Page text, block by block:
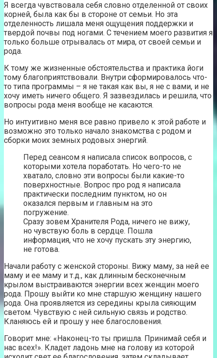
Я всегда чувствовала себя словно отделенной от своих
корней, была как бы в стороне от семьи. Но эта
отделенность лишала меня ощущения поддержки и
твердой почвы под ногами. С течением моего развития я
только больше отрывалась от мира, от своей семьи и
рода.
К тому же жизненные обстоятельства и практика йоги
тому благоприятствовали. Внутри сформировалось что-
то типа программы – я не такая как вы, я не с вами, и не
хочу иметь ничего общего. Я зазвездилась и решила, что
вопросы рода меня вообще не касаются.
Но интуитивно меня все равно привело к этой работе и
возможно это только начало знакомства с родом и
сборки моих земных родовых энергий.
Перед сеансом я написала список вопросов, с
которыми хотела поработать. Но чего-то не
хватало, словно эти вопросы были какие-то
поверхностные. Вопрос про род я написала
практически последним пунктом, но он
оказался первым и главным на это
погружение.
Сразу зовем Хранителя Рода, ничего не вижу,
но чувствую боль в сердце. Пошла
информация, что не хочу пускать эту энергию,
не готова.
Начали работу с женской стороны. Вижу маму, за ней ее
маму и ее маму и т.д., как длинным бесконечным
крылом выстраиваются энергии всех женщин моего
рода. Прошу выйти ко мне старшую женщину нашего
рода. Она проявляется из середины крыла сияющим
светом. Чувствую с ней сильную связь и родство.
Кланяюсь ей и прошу у нее благословения.
Говорит мне: «Наконец-то ты пришла. Принимай себя и
нас всех!». Кладет ладонь мне на голову из которой